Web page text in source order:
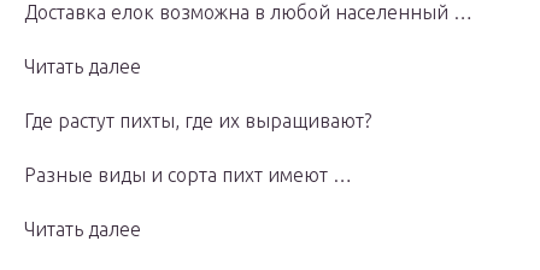
Доставка елок возможна в любой населенный …
Читать далее
Где растут пихты, где их выращивают?
Разные виды и сорта пихт имеют …
Читать далее